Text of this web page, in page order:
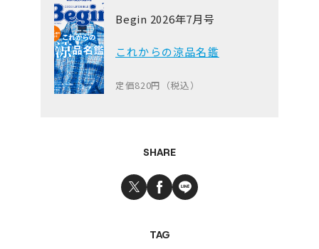
Begin 2026年7月号
これからの涼品名鑑
定価820円（税込）
SHARE
TAG